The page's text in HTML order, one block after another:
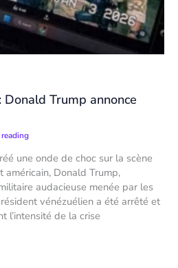
Trump annonce
une onde de choc sur la scène
Donald Trump,
audacieuse menée par les
vénézuélien a été arrêté et
l’intensité de la crise